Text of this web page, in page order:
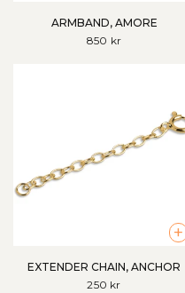
ARMBAND, AMORE
850 kr
+
EXTENDER CHAIN, ANCHOR
250 kr